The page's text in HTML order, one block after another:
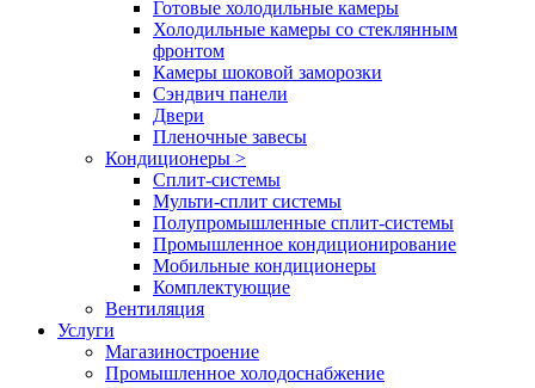
Готовые холодильные камеры
Холодильные камеры со стеклянным
фронтом
Камеры шоковой заморозки
Сэндвич панели
Двери
Пленочные завесы
Кондиционеры >
Сплит-системы
Мульти-сплит системы
Полупромышленные сплит-системы
Промышленное кондиционирование
Мобильные кондиционеры
Комплектующие
Вентиляция
Услуги
Магазиностроение
Промышленное холодоснабжение